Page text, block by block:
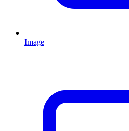
Image